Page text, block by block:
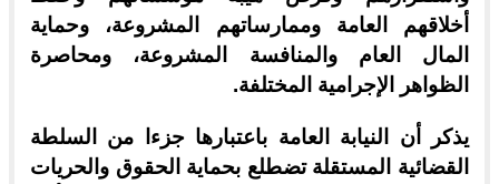
أخلاقهم العامة وممارساتهم المشروعة، وحماية
المال العام والمنافسة المشروعة، ومحاصرة
الظواهر الإجرامية المختلفة.
يذكر أن النيابة العامة باعتبارها جزءا من السلطة
القضائية المستقلة تضطلع بحماية الحقوق والحريات